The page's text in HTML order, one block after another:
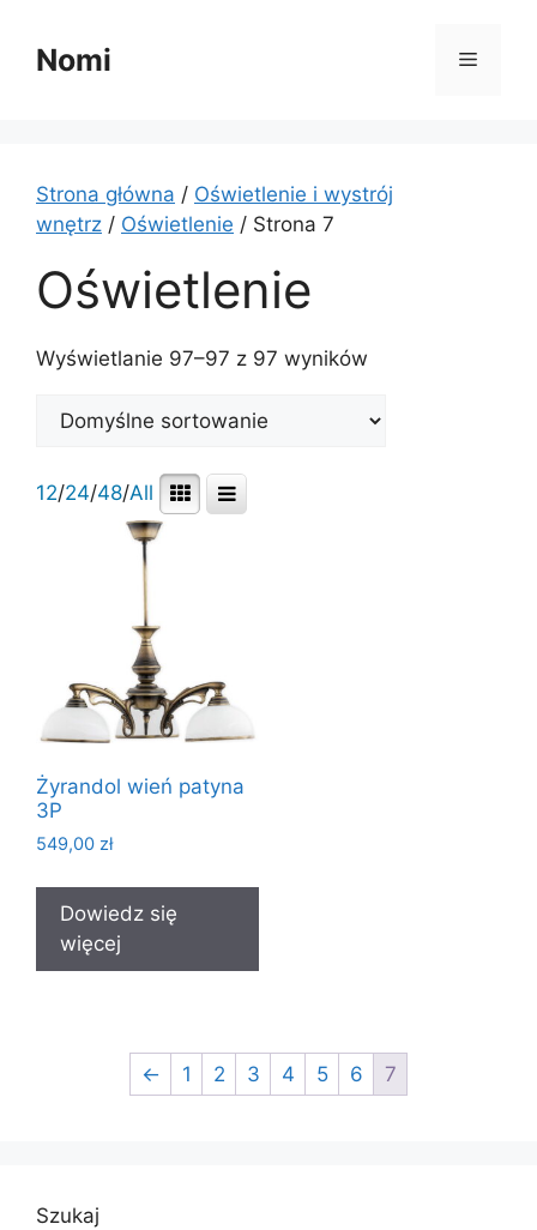
treściNomi Menu
Strona główna / Oświetlenie i wystrój
wnętrz / Oświetlenie / Strona 7
Oświetlenie
Wyświetlanie 97–97 z 97 wyników
12/24/48/All
Żyrandol wień patyna
3P
549,00 zł
Dowiedz się
więcej
← 1 2 3 4 5 6 7
Szukaj